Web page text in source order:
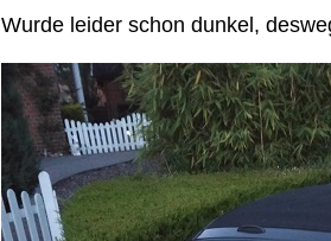
Wurde leider schon dunkel,